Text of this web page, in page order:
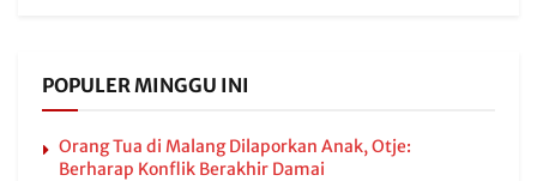
POPULER MINGGU INI
Orang Tua di Malang Dilaporkan Anak, Otje:
Berharap Konflik Berakhir Damai